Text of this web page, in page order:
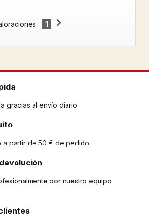
1
gracias al envío diario
a partir de 50 € de pedido
por nuestro equipo